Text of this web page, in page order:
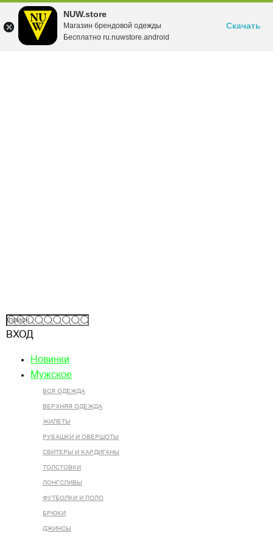
NUW.store
Магазин брендовой одежды
Бесплатно ru.nuwstore.android
Скачать
ВХОД
Новинки
Мужское
ВСЯ ОДЕЖДА
ВЕРХНЯЯ ОДЕЖДА
ЖИЛЕТЫ
РУБАШКИ И ОВЕРШОТЫ
СВИТЕРЫ И КАРДИГАНЫ
ТОЛСТОВКИ
ЛОНГСЛИВЫ
ФУТБОЛКИ И ПОЛО
БРЮКИ
ДЖИНСЫ